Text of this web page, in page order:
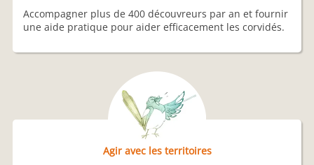
Accompagner plus de 400 découvreurs par an et fournir
une aide pratique pour aider efficacement les corvidés.
Agir avec les territoires